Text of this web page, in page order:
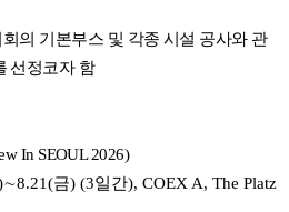
의 기본부스 및 각종 시설 공사와 관
선정코자 함
In SEOUL 2026)
∼8.21(금) (3일간), COEX A, The Platz